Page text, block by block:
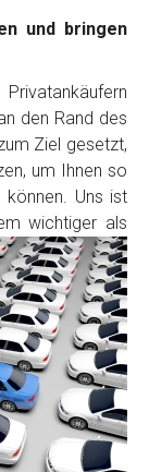
und bringen
den Rand des
Ziel gesetzt,
um Ihnen so
können. Uns ist
wichtiger als